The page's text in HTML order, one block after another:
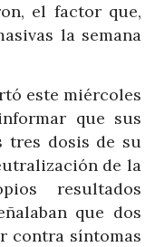
el factor que,
la semana
este miércoles
que sus
tres dosis de su
de la
resultados
que dos
contra síntomas